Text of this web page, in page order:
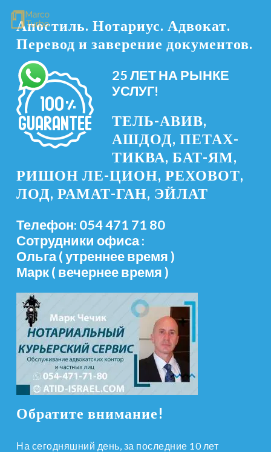
Апостиль. Нотариус. Адвокат.
Перевод и заверение документов.
25 ЛЕТ НА РЫНКЕ
УСЛУГ!
ТЕЛЬ-АВИВ,
АШДОД, ПЕТАХ-
ТИКВА, БАТ-ЯМ,
РИШОН ЛЕ-ЦИОН, РЕХОВОТ,
ЛОД, РАМАТ-ГАН, ЭЙЛАТ
Телефон: 054 471 71 80
Сотрудники офиса :
Ольга ( утреннее время )
Марк ( вечернее время )
Обратите внимание!
На сегодняшний день, за последние 10 лет